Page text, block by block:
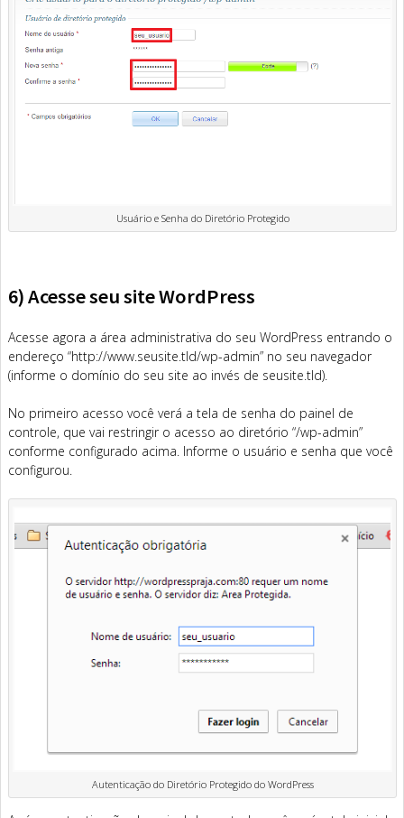
Usuário e Senha do Diretório Protegido
6) Acesse seu site WordPress
Acesse agora a área administrativa do seu WordPress entrando o
endereço “http://www.seusite.tld/wp-admin” no seu navegador
(informe o domínio do seu site ao invés de seusite.tld).
No primeiro acesso você verá a tela de senha do painel de
controle, que vai restringir o acesso ao diretório “/wp-admin”
conforme configurado acima. Informe o usuário e senha que você
configurou.
Autenticação do Diretório Protegido do WordPress